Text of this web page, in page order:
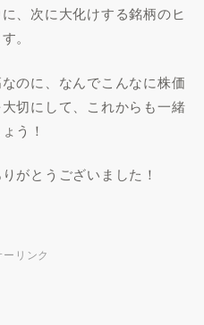
、次に大化けする銘柄のヒ
。
のに、なんでこんなに株価
切にして、これからも一緒
う！
がとうございました！
リンク